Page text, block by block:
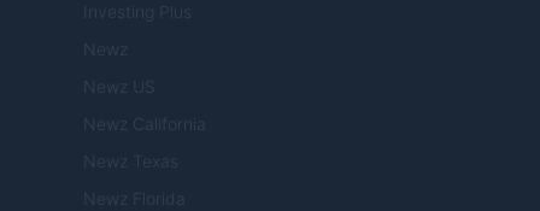
Investing Plus
Newz
Newz US
Newz California
Newz Texas
Newz Florida